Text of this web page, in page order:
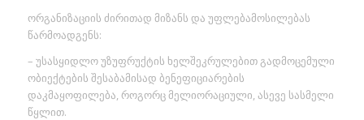
ორგანიზაციის ძირითად მიზანს და უფლებამოსილებას
წარმოადგენს:
– უსასყიდლო უზუფრუქტის ხელშეკრულებით გადმოცემული
ობიექტების შესაბამისად ბენეფიციარების
დაკმაყოფილება, როგორც მელიორაციული, ასევე სასმელი
წყლით.